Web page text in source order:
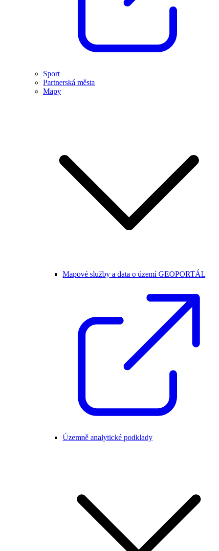
Sport
Partnerská města
Mapy
Mapové služby a data o území GEOPORTÁL
Územně analytické podklady